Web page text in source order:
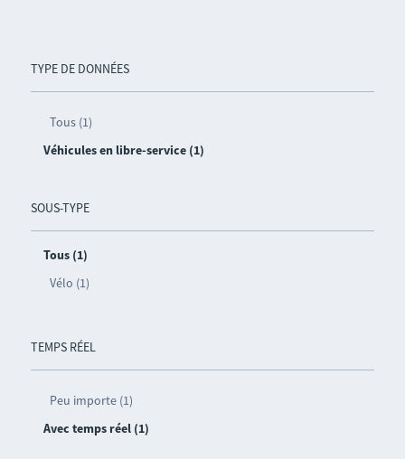
TYPE DE DONNÉES
Tous (1)
Véhicules en libre-service (1)
SOUS-TYPE
Tous (1)
Vélo (1)
TEMPS RÉEL
Peu importe (1)
Avec temps réel (1)